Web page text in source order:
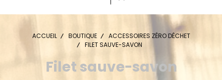
ACCUEIL BOUTIQUE
ACCESSOIRES ZÉRO DÉCHET
FILET SAUVE-SAVON
Filet sauve-savon